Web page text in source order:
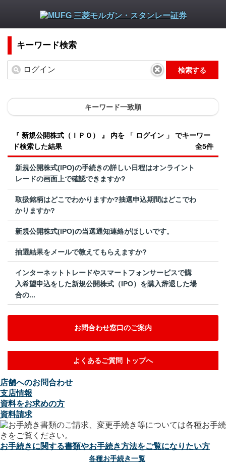
キーワード検索
検索する
キーワード一致順
『 新規公開株式（ＩＰＯ） 』 内を 「 ログイン 」 でキーワー
ド検索した結果
全5件
新規公開株式(IPO)の手続きの詳しい日程はオンライント
レードの画面上で確認できますか?
取扱銘柄はどこでわかりますか?抽選申込期間はどこでわ
かりますか?
新規公開株式(IPO)の当選通知連絡がほしいです。
抽選結果をメールで教えてもらえますか?
インターネットトレードやスマートフォンサービスで購
入希望申込をした新規公開株式（IPO）を購入辞退した場
合の...
お問合わせ窓口のご案内
よくあるご質問 トップへ
店舗へのお問合わせ
支店情報
資料をお求めの方
資料請求
お手続きに関する書類やお手続き方法をご覧になりたい方
各種お手続き一覧